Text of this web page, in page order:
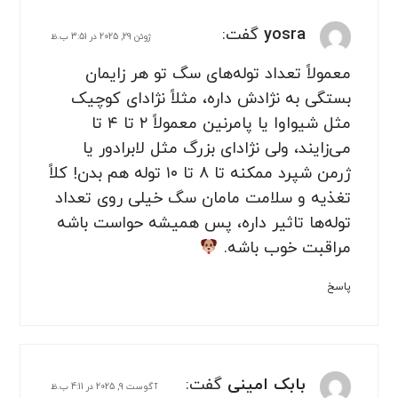
yosra گفت: ژوئن 29, 2025 در 3:51 ب.ظ
معمولاً تعداد توله‌های سگ تو هر زایمان
بستگی به نژادش داره، مثلاً نژادای کوچیک
مثل شیواوا یا پامرنین معمولاً ۲ تا ۴ تا
می‌زایند، ولی نژادای بزرگ مثل لابرادور یا
ژرمن شپرد ممکنه تا ۸ تا ۱۰ توله هم بدن! کلاً
تغذیه و سلامت مامان سگ خیلی روی تعداد
توله‌ها تاثیر داره، پس همیشه حواست باشه
مراقبت خوب باشه.
پاسخ
بابک امینی گفت: آگوست 9, 2025 در 4:11 ب.ظ